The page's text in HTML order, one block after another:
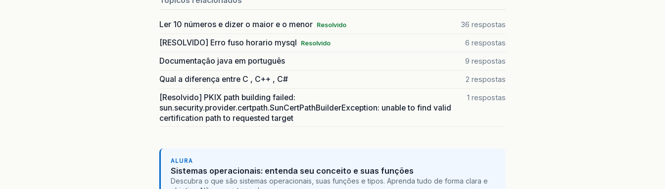
Ler 10 números e dizer o maior e o menor Resolvido 36 respostas
[RESOLVIDO] Erro fuso horario mysql Resolvido 6 respostas
Documentação java em português 9 respostas
Qual a diferença entre C , C++ , C# 2 respostas
[Resolvido] PKIX path building failed:
sun.security.provider.certpath.SunCertPathBuilderException: unable to find valid
certification path to requested target
1 respostas
ALURA
Sistemas operacionais: entenda seu conceito e suas funções
Descubra o que são sistemas operacionais, suas funções e tipos. Aprenda tudo de forma clara e